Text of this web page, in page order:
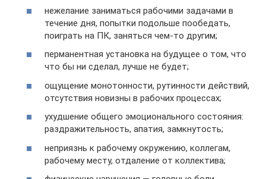
нежелание заниматься рабочими задачами в
течение дня, попытки подольше пообедать,
поиграть на ПК, заняться чем-то другим;
перманентная установка на будущее о том, что
что бы ни сделал, лучше не будет;
ощущение монотонности, рутинности действий,
отсутствия новизны в рабочих процессах;
ухудшение общего эмоционального состояния:
раздражительность, апатия, замкнутость;
неприязнь к рабочему окружению, коллегам,
рабочему месту, отдаление от коллектива;